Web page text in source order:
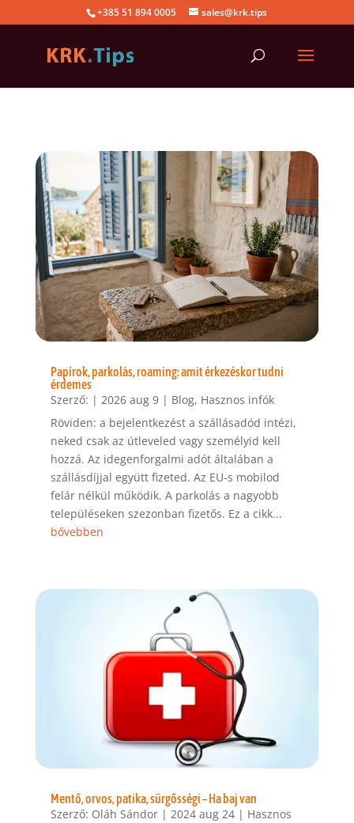
+385 51 894 0005 sales@krk.tips
Papírok, parkolás, roaming: amit érkezéskor tudni
érdemes
Szerző: | 2026 aug 9| Blog, Hasznos infók
Röviden: a bejelentkezést a szállásadód intézi,
neked csak az útleveled vagy személyid kell
hozzá. Az idegenforgalmi adót általában a
szállásdíjjal együtt fizeted. Az EU-s mobilod
felár nélkül működik. A parkolás a nagyobb
településeken szezonban fizetős. Ez a cikk...
bővebben
Mentő, orvos, patika, sürgősségi – Ha baj van
Szerző: Oláh Sándor| 2024 aug 24| Hasznos